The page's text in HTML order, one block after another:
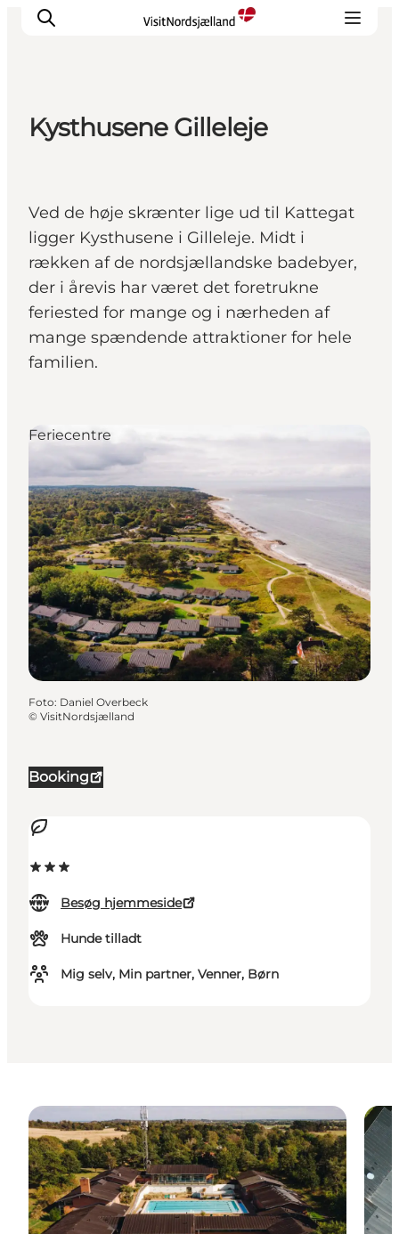
Det Sker
Overnatning
Byer
Planlæg ferien
Kysthusene Gilleleje
Ved de høje skrænter lige ud til Kattegat
ligger Kysthusene i Gilleleje. Midt i
rækken af de nordsjællandske badebyer,
der i årevis har været det foretrukne
feriested for mange og i nærheden af
mange spændende attraktioner for hele
familien.
Booking
Besøg hjemmeside
Hunde tilladt
Mig selv, Min partner, Venner, Børn
Feriecentre
Foto: Daniel Overbeck
© VisitNordsjælland